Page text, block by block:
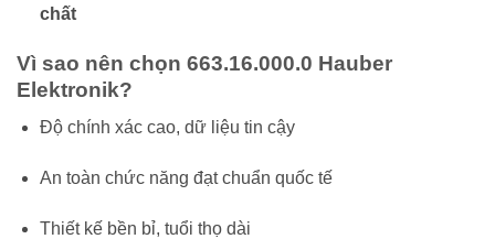
chất
Vì sao nên chọn 663.16.000.0 Hauber
Elektronik?
Độ chính xác cao, dữ liệu tin cậy
An toàn chức năng đạt chuẩn quốc tế
Thiết kế bền bỉ, tuổi thọ dài